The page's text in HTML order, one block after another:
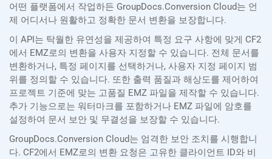
어떤 플랫폼에서 작업하든 GroupDocs.Conversion Cloud는 언
제 어디서나 원활하고 정확한 문서 변환을 보장합니다.
이 API는 탁월한 유연성을 제공하여 특정 요구 사항에 맞게 CF2
에서 EMZ로의 변환을 사용자 지정할 수 있습니다. 전체 문서를
변환하거나, 특정 페이지를 선택하거나, 사용자 지정 페이지 범
위를 정의할 수 있습니다. 또한 출력 품질과 해상도를 제어하여
프로젝트 기준에 맞는 고품질 EMZ 파일을 제작할 수 있습니다.
추가 기능으로는 워터마크를 포함하거나 EMZ 파일에 암호를
설정하여 문서 보안 및 무결성을 보장할 수 있습니다.
GroupDocs.Conversion Cloud는 엄격한 보안 조치를 시행합니
다. CF2에서 EMZ로의 변환 요청은 고유한 클라이언트 ID와 비